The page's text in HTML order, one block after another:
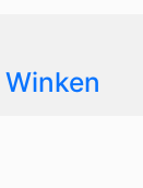
Winken